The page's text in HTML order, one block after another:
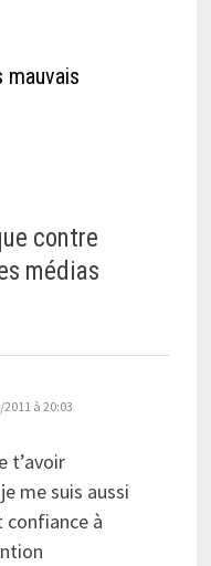
mauvais
contre
médias
à 20:03
t’avoir
me suis aussi
à